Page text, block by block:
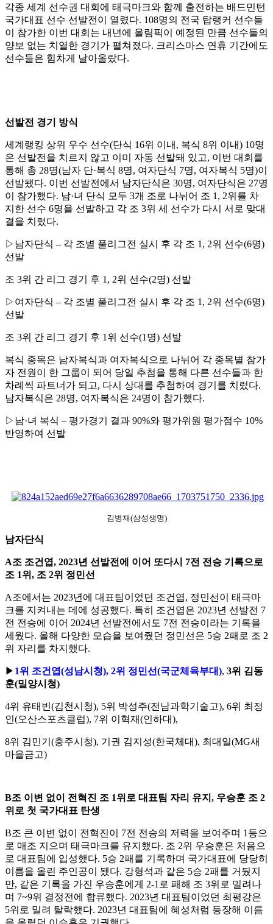
각종 세계 선수권 대회에 태극마크와 함께 출전하는 배드민턴
국가대표 선수 선발전이 열렸다. 108명의 전국 탑랭커 선수들
이 참가한 이번 대회는 내년에 올림픽이 예정된 만큼 선수들의
양보 없는 치열한 경기가 펼쳐졌다. 크리스마스 연휴 기간에도
선수들은 힘차게 날아올랐다.
선발전 경기 방식
세계랭킹 상위 우수 선수(단식 16위 이내 , 복식 8위 이내) 10명
은 선발전을 치르지 않고 이미 자동 선발돼 있고, 이번 대회를
통해 총 28명(남자 단·복식 8명, 여자단식 7명, 여자복식 5명)이
선발됐다. 이번 선발전에서 남자단식은 30명, 여자단식은 27명
이 참가했다. 남·녀 단식 모두 3개 조로 나뉘어 조 1, 2위를 차
지한 선수 6명을 선발하고 각 조 3위 세 선수가 다시 서로 맞대
결을 치렀다.
▷ 남자단식 – 각 조별 풀리그전 실시 후 각 조 1, 2위 선수(6명)
선발
조 3위 간 리그 경기 후 1, 2위 선수(2명) 선발
▷ 여자단식 – 각 조별 풀리그전 실시 후 각 조 1, 2위 선수(6명)
선발
조 3위 간 리그 경기 후 1 위 선수(1 명) 선발
복식 종목은 남자복식과 여자복식으로 나뉘어 각 종목별 참가
자 전원이 한 그룹이 되어 당일 추첨을 통해 다른 선수들과 한
차례씩 파트너가 되고, 다시 상대를 추첨하여 경기를 치렀다.
남자복식은 28명, 여자복식은 24명이 참가했다.
▷ 남·녀 복식 – 평가경기 결과 90%와 평가위원 평가점수 10%
반영하여 선발
김병재(삼성생명)
남자단식
A조 조건엽, 2023년 선발전에 이어 또다시 7전 전승 기록으로
조 1위 , 조 2위 정민선
A조에서는 2023년에 대표팀이었던 조건엽, 정민선이 태극마
크를 지켜내는 데에 성공했다. 특히 조건엽은 2023년 선발전 7
전 전승에 이어 2024년 선발전에서도 7전 전승이라는 기록을
세웠다. 올해 다양한 모습을 보여줬던 정민선은 5승 2패로 조 2
위 자리를 차지했다.
▶ 1위 조건엽(성남시청), 2위 정민선(국군체육부대), 3위 김동
훈(밀양시청)
4위 유태빈(김천시청), 5위 박성주(전남과학기술고), 6위 최정
인(오산스포츠클럽), 7위 이혁재(인하대),
8위 김민기 (충주시청), 기권 김지성(한국체대), 최대일(MG새
마을금고)
B조 이변 없이 전혁진 조 1위로 대표팀 자리 유지 , 우승훈 조 2
위로 첫 국가대표 탄생
B조 큰 이변 없이 전혁진이 7전 전승의 저력을 보여주며 1 등으
로 매조 지으며 태극마크를 유지했다. 조 2위 우승훈은 처음으
로 대표팀에 입성했다. 5승 2패를 기록하며 국가대표에 당당히
이름을 올린 주인공이 됐다. 강형석과 같은 5승 2패를 거뒀지
만, 같은 기록을 가진 우승훈에게 2-1 로 패해 조 3위로 밀려나
며 7~9위 결정전에 합류했다. 2023년 대표팀이었던 최평강은
5위로 밀려 탈락했다. 2023년 대표팀에 혜성처럼 등장해 이름